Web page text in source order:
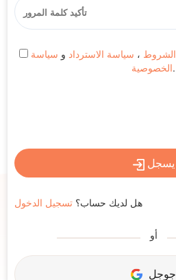
الشروط ، سياسة الاسترداد و سياسة
الخصوصية.
يسجل
هل لديك حساب؟ تسجيل الدخول
جوجل